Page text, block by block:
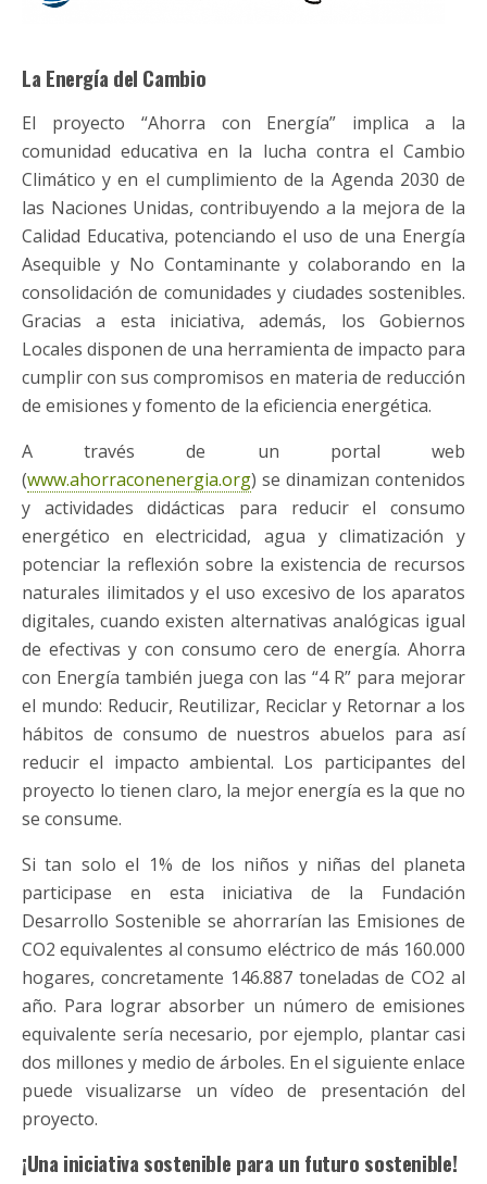
La Energía del Cambio
El proyecto “Ahorra con Energía” implica a la
comunidad educativa en la lucha contra el Cambio
Climático y en el cumplimiento de la Agenda 2030 de
las Naciones Unidas, contribuyendo a la mejora de la
Calidad Educativa, potenciando el uso de una Energía
Asequible y No Contaminante y colaborando en la
consolidación de comunidades y ciudades sostenibles.
Gracias a esta iniciativa, además, los Gobiernos
Locales disponen de una herramienta de impacto para
cumplir con sus compromisos en materia de reducción
de emisiones y fomento de la eficiencia energética.
A través de un portal web
(www.ahorraconenergia.org) se dinamizan contenidos
y actividades didácticas para reducir el consumo
energético en electricidad, agua y climatización y
potenciar la reflexión sobre la existencia de recursos
naturales ilimitados y el uso excesivo de los aparatos
digitales, cuando existen alternativas analógicas igual
de efectivas y con consumo cero de energía. Ahorra
con Energía también juega con las “4 R” para mejorar
el mundo: Reducir, Reutilizar, Reciclar y Retornar a los
hábitos de consumo de nuestros abuelos para así
reducir el impacto ambiental. Los participantes del
proyecto lo tienen claro, la mejor energía es la que no
se consume.
Si tan solo el 1% de los niños y niñas del planeta
participase en esta iniciativa de la Fundación
Desarrollo Sostenible se ahorrarían las Emisiones de
CO2 equivalentes al consumo eléctrico de más 160.000
hogares, concretamente 146.887 toneladas de CO2 al
año. Para lograr absorber un número de emisiones
equivalente sería necesario, por ejemplo, plantar casi
dos millones y medio de árboles. En el siguiente enlace
puede visualizarse un vídeo de presentación del
proyecto.
¡Una iniciativa sostenible para un futuro sostenible!